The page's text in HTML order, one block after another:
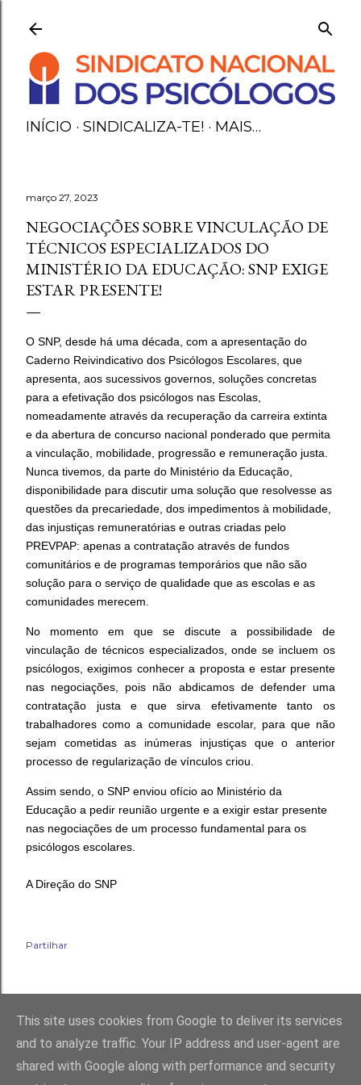
INÍCIO SINDICALIZA-TE! MAIS…
março 27, 2023
NEGOCIAÇÕES SOBRE VINCULAÇÃO DE
TÉCNICOS ESPECIALIZADOS DO
MINISTÉRIO DA EDUCAÇÃO: SNP EXIGE
ESTAR PRESENTE!
O SNP, desde há uma década, com a apresentação do
Caderno Reivindicativo dos Psicólogos Escolares, que
apresenta, aos sucessivos governos, soluções concretas
para a efetivação dos psicólogos nas Escolas,
nomeadamente através da recuperação da carreira extinta
e da abertura de concurso nacional ponderado que permita
a vinculação, mobilidade, progressão e remuneração justa.
Nunca tivemos, da parte do Ministério da Educação,
disponibilidade para discutir uma solução que resolvesse as
questões da precariedade, dos impedimentos à mobilidade,
das injustiças remuneratórias e outras criadas pelo
PREVPAP: apenas a contratação através de fundos
comunitários e de programas temporários que não são
solução para o serviço de qualidade que as escolas e as
comunidades merecem.
No momento em que se discute a possibilidade de
vinculação de técnicos especializados, onde se incluem os
psicólogos, exigimos conhecer a proposta e estar presente
nas negociações, pois não abdicamos de defender uma
contratação justa e que sirva efetivamente tanto os
trabalhadores como a comunidade escolar, para que não
sejam cometidas as inúmeras injustiças que o anterior
processo de regularização de vínculos criou.
Assim sendo, o SNP enviou ofício ao Ministério da
Educação a pedir reunião urgente e a exigir estar presente
nas negociações de um processo fundamental para os
psicólogos escolares.
A Direção do SNP
Partilhar
This site uses cookies from Google to deliver its services
and to analyze traffic. Your IP address and user-agent are
shared with Google along with performance and security